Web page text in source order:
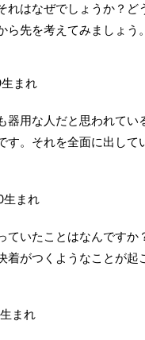
れはなぜでしょうか？
先を考えてみましょう。
まれ
器用な人だと思われて
。それを全面に出して
まれ
ていたことはなんです
がつくようなことが起
まれ